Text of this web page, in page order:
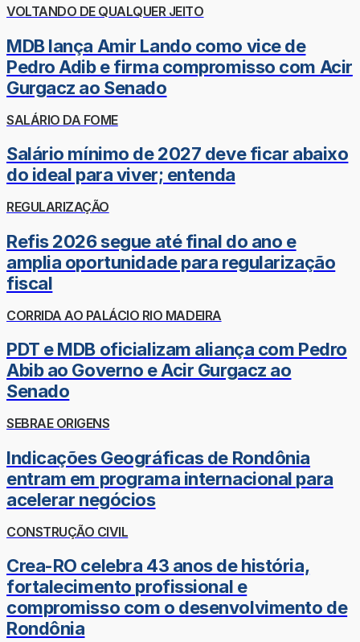
VOLTANDO DE QUALQUER JEITO
MDB lança Amir Lando como vice de
Pedro Adib e firma compromisso com Acir
Gurgacz ao Senado
SALÁRIO DA FOME
Salário mínimo de 2027 deve ficar abaixo
do ideal para viver; entenda
REGULARIZAÇÃO
Refis 2026 segue até final do ano e
amplia oportunidade para regularização
fiscal
CORRIDA AO PALÁCIO RIO MADEIRA
PDT e MDB oficializam aliança com Pedro
Abib ao Governo e Acir Gurgacz ao
Senado
SEBRAE ORIGENS
Indicações Geográficas de Rondônia
entram em programa internacional para
acelerar negócios
CONSTRUÇÃO CIVIL
Crea-RO celebra 43 anos de história,
fortalecimento profissional e
compromisso com o desenvolvimento de
Rondônia